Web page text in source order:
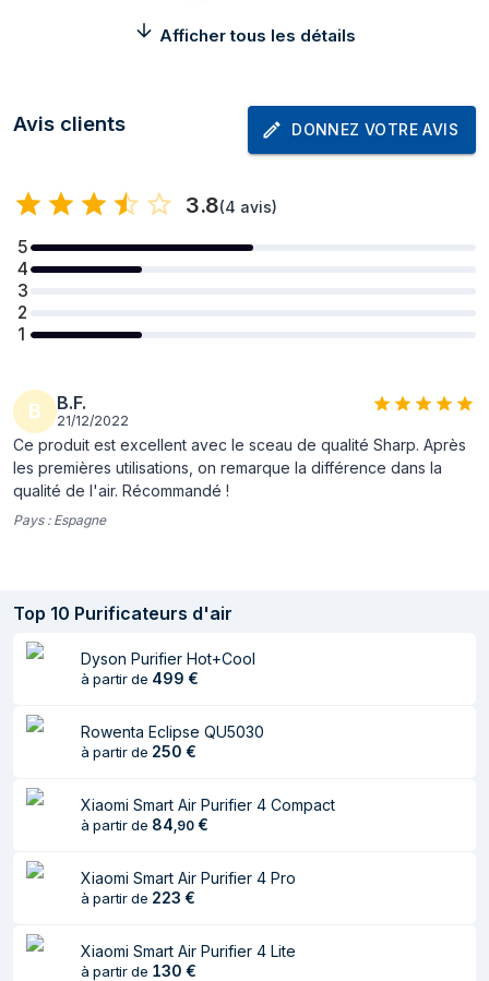
182 mm
Poids
Pré-filtre Oui
Filtre HEPA Oui
Capacité de filtrage
Durée de vie du
filtre (max)
Informations sur l'emballage
Hauteur du colis 522 mm
Poids du paquet 5,3 kg
Consommation
51 W
Consommation
d'énergie (mode
veille)
0,7 W
Fréquence
50 - 60 Hz
Tension d'entrée
220-240 V
Afficher tous les détails
Avis clients DONNEZ VOTRE AVIS
3.8(4 avis)
5
4
3
2
1
B B.F.
21/12/2022
Ce produit est excellent avec le sceau de qualité Sharp. Après
les premières utilisations, on remarque la différence dans la
qualité de l'air. Récommandé !
Pays : Espagne
Top 10 Purificateurs d'air
Dyson Purifier Hot+Cool
à partir de 499 €
Rowenta Eclipse QU5030
à partir de 250 €
Xiaomi Smart Air Purifier 4 Compact
à partir de 84 90 €
Xiaomi Smart Air Purifier 4 Pro
à partir de 223 €
Xiaomi Smart Air Purifier 4 Lite
à partir de 130 €